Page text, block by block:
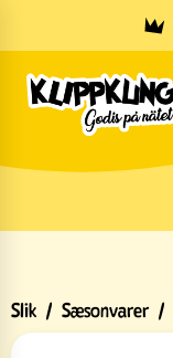
Slik / Sæsonvarer /